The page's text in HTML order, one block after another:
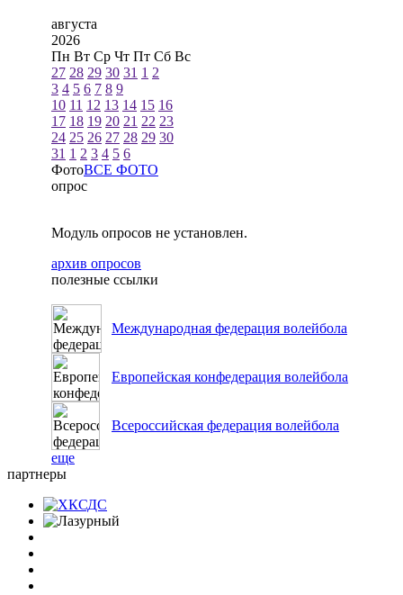
августа
2026
Пн Вт Ср Чт Пт Сб Вс
27 28 29 30 31 1 2
3 4 5 6 7 8 9
10 11 12 13 14 15 16
17 18 19 20 21 22 23
24 25 26 27 28 29 30
31 1 2 3 4 5 6
ФотоВСЕ ФОТО
опрос
Модуль опросов не установлен.
архив опросов
полезные ссылки
Международная федерация волейбола
Европейская конфедерация волейбола
Всероссийская федерация волейбола
еще
партнеры